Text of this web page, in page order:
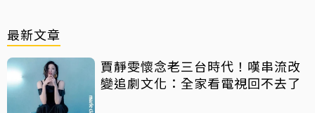
最新文章
賈靜雯懷念老三台時代！嘆串流改
變追劇文化：全家看電視回不去了